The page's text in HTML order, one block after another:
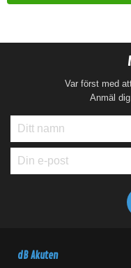
Var först med
Anmäl
dB Akuten